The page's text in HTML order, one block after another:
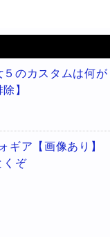
５のカスタムは何が
】
ギア【画像あり】
くぞ